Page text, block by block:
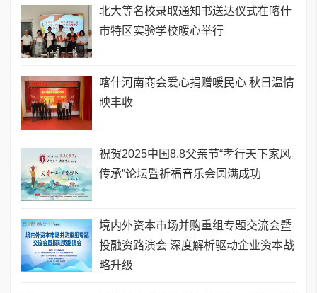
北大等名校录取通知书送达仪式在喀什
市特区实验学校暖心举行
喀什河南商会爱心捐赠暖民心 秋日温情
映丰收
祝贺2025中国8.8父亲节“孝行天下家风
传承”论坛暨祈福音乐会圆满成功
境内外资本市场并购重组专题交流会暨
投融资路演会 深度解析驱动企业资本战
略升级